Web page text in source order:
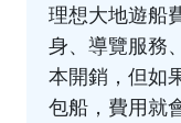
理想大地遊船
身、導覽服務
本開銷，但如
包船，費用就